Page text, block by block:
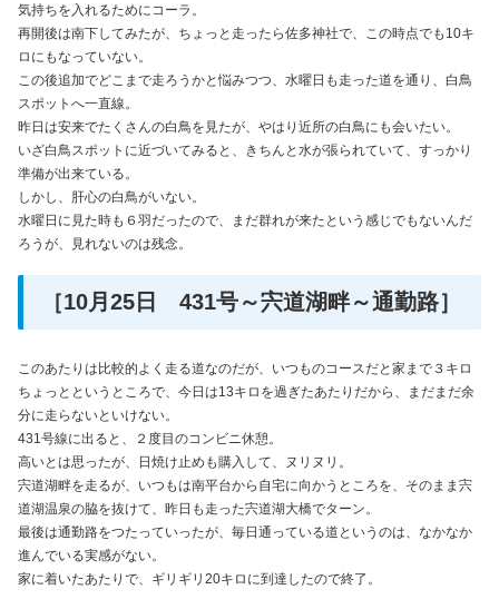
気持ちを入れるためにコーラ。
再開後は南下してみたが、ちょっと走ったら佐多神社で、この時点でも10キ
ロにもなっていない。
この後追加でどこまで走ろうかと悩みつつ、水曜日も走った道を通り、白鳥
スポットへ一直線。
昨日は安来でたくさんの白鳥を見たが、やはり近所の白鳥にも会いたい。
いざ白鳥スポットに近づいてみると、きちんと水が張られていて、すっかり
準備が出来ている。
しかし、肝心の白鳥がいない。
水曜日に見た時も６羽だったので、まだ群れが来たという感じでもないんだ
ろうが、見れないのは残念。
［10月25日 431号～宍道湖畔～通勤路］
このあたりは比較的よく走る道なのだが、いつものコースだと家まで３キロ
ちょっとというところで、今日は13キロを過ぎたあたりだから、まだまだ余
分に走らないといけない。
431号線に出ると、２度目のコンビニ休憩。
高いとは思ったが、日焼け止めも購入して、ヌリヌリ。
宍道湖畔を走るが、いつもは南平台から自宅に向かうところを、そのまま宍
道湖温泉の脇を抜けて、昨日も走った宍道湖大橋でターン。
最後は通勤路をつたっていったが、毎日通っている道というのは、なかなか
進んでいる実感がない。
家に着いたあたりで、ギリギリ20キロに到達したので終了。